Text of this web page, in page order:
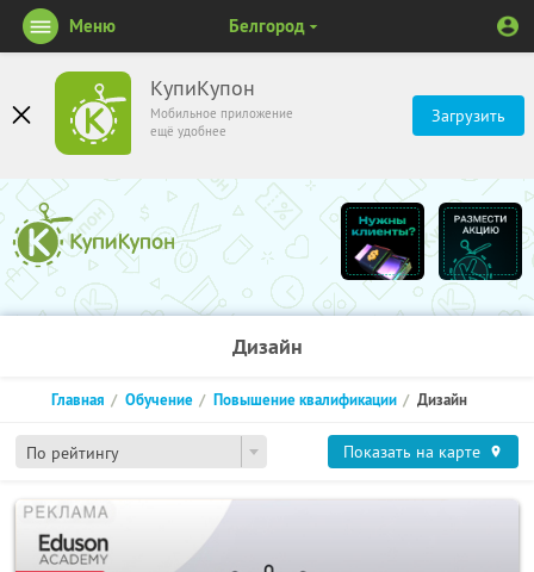
КупиКупон
Мобильное приложение
ещё удобнее
Загрузить
Меню Белгород
Дизайн
По рейтингу
Главная Обучение Повышение квалификации Дизайн
Показать на карте